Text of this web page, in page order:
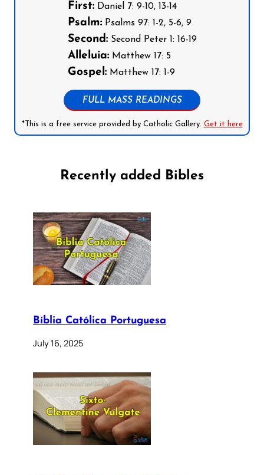
First:Daniel 7: 9-10, 13-14
Psalm:Psalms 97: 1-2, 5-6, 9
Second:Second Peter 1: 16-19
Alleluia:Matthew 17: 5
Gospel:Matthew 17: 1-9
FULL MASS READINGS
*This is a free service provided by Catholic Gallery. Get it here
Recently added Bibles
Bíblia Católica Portuguesa
July 16, 2025